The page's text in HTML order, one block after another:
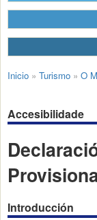
Inicio » Turismo » O
Accesibilidade
Introducción